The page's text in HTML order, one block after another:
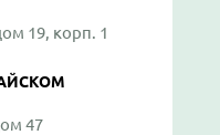
19, корп. 1
47